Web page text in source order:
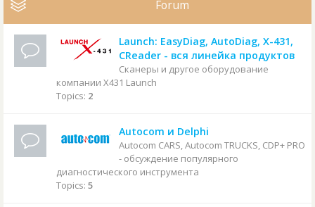
Forum
Launch: EasyDiag, AutoDiag, X-431,
CReader - вся линейка продуктов
Сканеры и другое оборудование
компании X431 Launch
Topics: 2
Autocom и Delphi
Autocom CARS, Autocom TRUCKS, CDP+ PRO
- обсуждение популярного
диагностического инструмента
Topics: 5